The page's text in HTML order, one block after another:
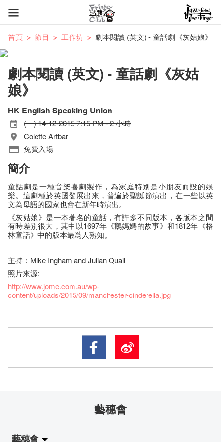
首頁 節目 工作坊 劇本閱讀 (英文) - 童話劇《灰姑娘》
劇本閱讀 (英文) - 童話劇《灰姑
娘》
HK English Speaking Union
(一) 14-12-2015 7:15 PM - 2 小時
Colette Artbar
免費入場
簡介
童話劇是一種音樂喜劇製作，為家庭特別是小朋友而設的娛
樂。這劇種於英國發展出來，普遍於聖誕節演出，在一些以英
文為母語的國家也會在新年時演出。
《灰姑娘》是一本著名的童話，有許多不同版本，各版本之間
有時差別很大，其中以1697年《鵝媽媽的故事》和1812年《格
林童話》中的版本最爲人熟知。
主持：Mike Ingham and Julian Quail
照片來源:
http://www.jome.com.au/wp-
content/uploads/2015/09/manchester-cinderella.jpg
藝穗會
藝穗會